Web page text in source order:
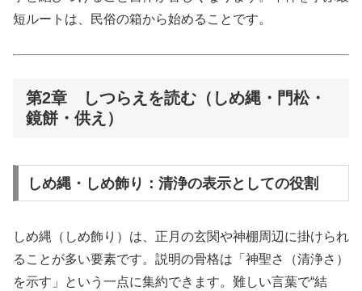
短ルートは、民俗の箱から始めることです。
第2章 しつらえを読む（しめ縄・門松・
鏡餅・供え）
しめ縄・しめ飾り：清浄の表示としての役割
しめ縄（しめ飾り）は、正月の玄関や神棚周辺に掛けられ
ることが多い要素です。説明の骨格は「神聖さ（清浄さ）
を示す」という一点に集約できます。難しい言葉で“結